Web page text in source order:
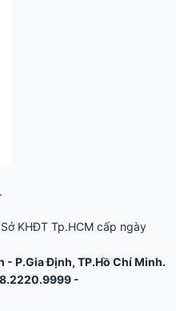
KHĐT Tp.HCM cấp ngày
- P.Gia Định, TP.Hồ Chí Minh.
-